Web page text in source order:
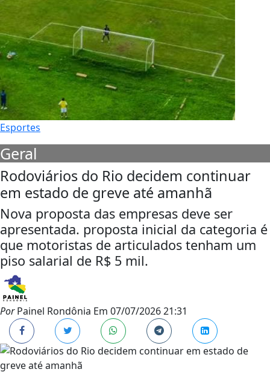
Esportes
Geral
Rodoviários do Rio decidem continuar
em estado de greve até amanhã
Nova proposta das empresas deve ser
apresentada. proposta inicial da categoria é
que motoristas de articulados tenham um
piso salarial de R$ 5 mil.
PorPainel Rondônia Em 07/07/2026 21:31